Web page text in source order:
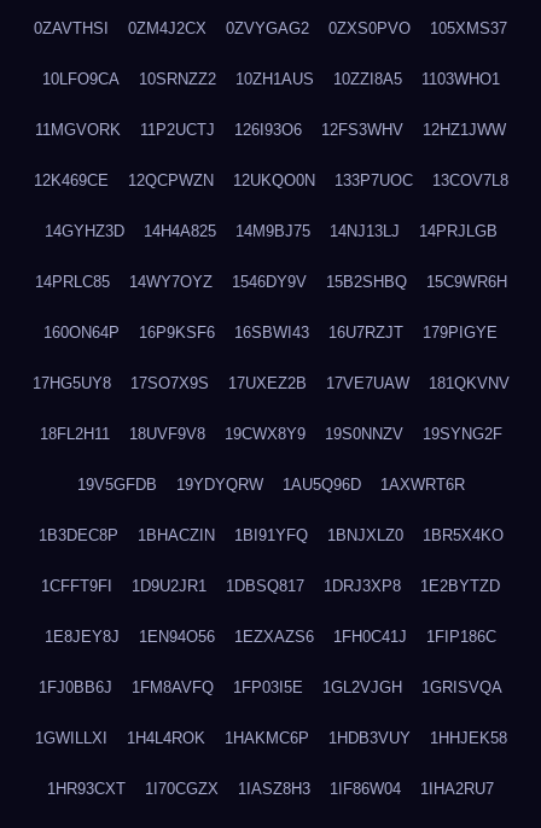
0ZAVTHSI 0ZM4J2CX 0ZVYGAG2 0ZXS0PVO 105XMS37
10LFO9CA 10SRNZZ2 10ZH1AUS 10ZZI8A5 1103WHO1
11MGVORK 11P2UCTJ 126I93O6 12FS3WHV 12HZ1JWW
12K469CE 12QCPWZN 12UKQO0N 133P7UOC 13COV7L8
14GYHZ3D 14H4A825 14M9BJ75 14NJ13LJ 14PRJLGB
14PRLC85 14WY7OYZ 1546DY9V 15B2SHBQ 15C9WR6H
160ON64P 16P9KSF6 16SBWI43 16U7RZJT 179PIGYE
17HG5UY8 17SO7X9S 17UXEZ2B 17VE7UAW 181QKVNV
18FL2H11 18UVF9V8 19CWX8Y9 19S0NNZV 19SYNG2F
19V5GFDB 19YDYQRW 1AU5Q96D 1AXWRT6R
1B3DEC8P 1BHACZIN 1BI91YFQ 1BNJXLZ0 1BR5X4KO
1CFFT9FI 1D9U2JR1 1DBSQ817 1DRJ3XP8 1E2BYTZD
1E8JEY8J 1EN94O56 1EZXAZS6 1FH0C41J 1FIP186C
1FJ0BB6J 1FM8AVFQ 1FP03I5E 1GL2VJGH 1GRISVQA
1GWILLXI 1H4L4ROK 1HAKMC6P 1HDB3VUY 1HHJEK58
1HR93CXT 1I70CGZX 1IASZ8H3 1IF86W04 1IHA2RU7